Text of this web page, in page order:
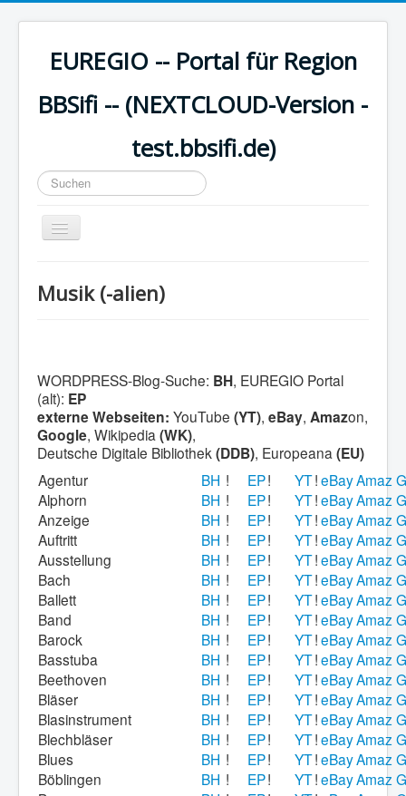
EUREGIO -- Portal für Region
BBSifi -- (NEXTCLOUD-Version -
test.bbsifi.de)
Suchen
...
Navigation
an/aus
H A U P T M E N Ü
WISSEN - aktuell
Region - BBSifi
Verlag
Musik (-alien)
WORDPRESS-Blog-Suche: BH, EUREGIO Portal
(alt): EP
externe Webseiten: YouTube (YT), eBay, Amazon,
Google, Wikipedia (WK),
Deutsche Digitale Bibliothek (DDB), Europeana (EU)
Agentur BH ! EP! YT!eBayAmaz
Alphorn
BH ! EP! YT!eBayAmaz
Anzeige
BH ! EP! YT!eBayAmaz
Auftritt
BH ! EP! YT!eBayAmaz
Ausstellung
BH ! EP! YT!eBayAmaz
Bach
BH ! EP! YT!eBayAmaz
Ballett
BH ! EP! YT!eBayAmaz
Band
BH ! EP! YT!eBayAmaz
Barock
BH ! EP! YT!eBayAmaz
Basstuba
BH ! EP! YT!eBayAmaz
Beethoven
BH ! EP! YT!eBayAmaz
Bläser
BH ! EP! YT!eBayAmaz
Blasinstrument
BH ! EP! YT!eBayAmaz
Blechbläser
BH ! EP! YT!eBayAmaz
Blues
BH ! EP! YT!eBayAmaz
Böblingen
BH ! EP! YT!eBayAmaz